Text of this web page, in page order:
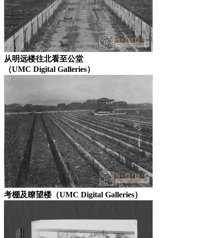
从明远楼往北看至公堂
（UMC Digital Galleries）
考棚及瞭望楼（UMC Digital Galleries）